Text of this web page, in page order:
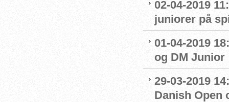
02-04-2019
juniorer på
01-04-2019
og DM Junior
29-03-2019
Danish Open